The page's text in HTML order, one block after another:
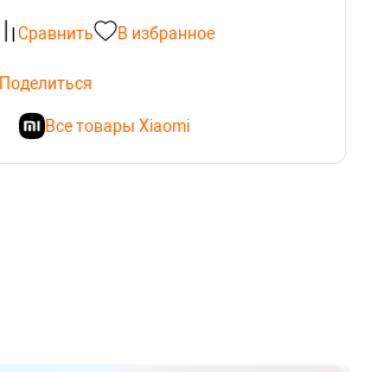
Сравнить В избранное
Поделиться
Все товары Xiaomi